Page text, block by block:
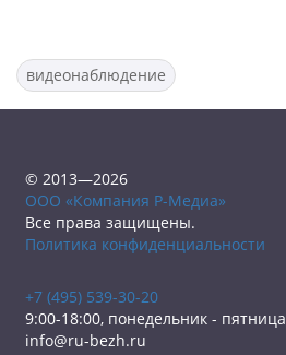
видеонаблюдение
© 2013—2026
ООО «Компания Р-Медиа»
Все права защищены.
Политика конфиденциальности
+7 (495) 539-30-20
9:00-18:00, понедельник - пятница
info@ru-bezh.ru